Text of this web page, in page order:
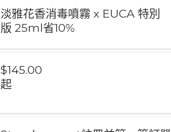
淡雅花香消毒噴霧 x EUCA 特別
版 25ml省10%
$145.00
起